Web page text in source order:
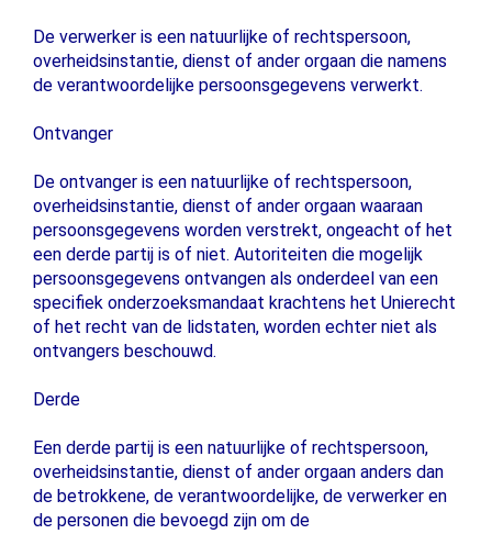
De verwerker is een natuurlijke of rechtspersoon,
overheidsinstantie, dienst of ander orgaan die namens
de verantwoordelijke persoonsgegevens verwerkt.
Ontvanger
De ontvanger is een natuurlijke of rechtspersoon,
overheidsinstantie, dienst of ander orgaan waaraan
persoonsgegevens worden verstrekt, ongeacht of het
een derde partij is of niet. Autoriteiten die mogelijk
persoonsgegevens ontvangen als onderdeel van een
specifiek onderzoeksmandaat krachtens het Unierecht
of het recht van de lidstaten, worden echter niet als
ontvangers beschouwd.
Derde
Een derde partij is een natuurlijke of rechtspersoon,
overheidsinstantie, dienst of ander orgaan anders dan
de betrokkene, de verantwoordelijke, de verwerker en
de personen die bevoegd zijn om de